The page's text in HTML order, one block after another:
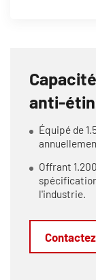
anti-
Équipé de
Offrant
l'industrie.